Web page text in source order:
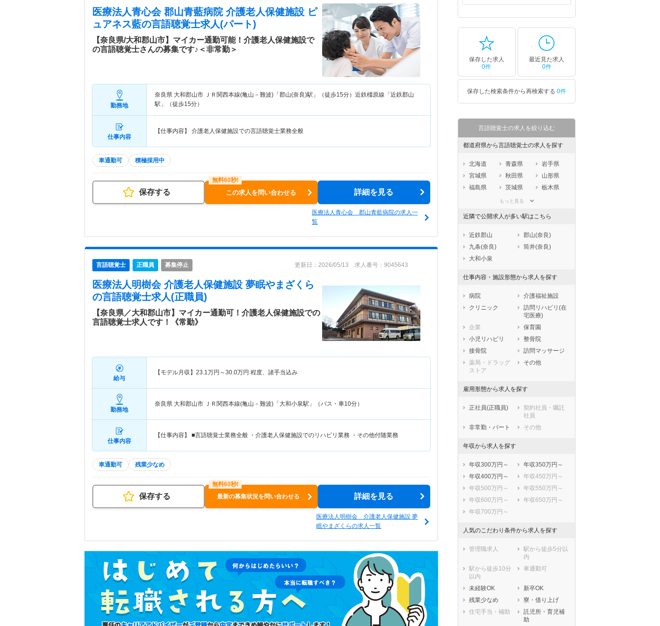
医療法人青心会 郡山青藍病院 介護老人保健施設 ピ
ュアネス藍の言語聴覚士求人(パート)
【奈良県/大和郡山市】マイカー通勤可能！介護老人保健施設で
の言語聴覚士さんの募集です♪＜非常勤＞
勤務地
奈良県 大和郡山市 ＪＲ関西本線(亀山－難波)「郡山(奈良)駅」（徒歩15分）近鉄橿原線「近鉄郡山
駅」（徒歩15分）
仕事内容
【仕事内容】 介護老人保健施設での言語聴覚士業務全般
車通勤可 積極採用中
保存する この求人を問い合わせる 詳細を見る
医療法人青心会 郡山青藍病院の求人一
覧
言語聴覚士 正職員 募集停止 更新日：2026/05/13 求人番号：9045643
医療法人明樹会 介護老人保健施設 夢眠やまざくら
の言語聴覚士求人(正職員)
【奈良県／大和郡山市】マイカー通勤可！介護老人保健施設での
言語聴覚士求人です！《常勤》
給与
【モデル月収】 23.1万円～30.0万円 程度、諸手当込み
勤務地
奈良県 大和郡山市 ＪＲ関西本線(亀山－難波)「大和小泉駅」（バス・車10分）
仕事内容
【仕事内容】 ■言語聴覚士業務全般 ・介護老人保健施設でのリハビリ業務 ・その他付随業務
車通勤可 残業少なめ
保存する 最新の募集状況を問い合わせる 詳細を見る
医療法人明樹会 介護老人保健施設 夢
眠やまざくらの求人一覧
保存した求人
0件
最近見た求人
0件
保存した検索条件から再検索する 0件
言語聴覚士の求人を絞り込む
都道府県から言語聴覚士の求人を探す
北海道 青森県
岩手県
宮城県
秋田県
山形県
福島県
茨城県
栃木県
埼玉県
石川県
福井県
岐阜県
静岡県
愛知県
三重県
滋賀県
鳥取県
島根県
岡山県
広島県
山口県
徳島県
香川県
愛媛県
高知県
長崎県
熊本県
大分県
鹿児島県
沖縄県
もっと見る
近隣で公開求人が多い駅はこちら
近鉄郡山
郡山(奈良)
九条(奈良)
筒井(奈良)
大和小泉
仕事内容・施設形態から求人を探す
病院
介護福祉施設
クリニック
訪問リハビリ(在
宅医療)
企業
保育園
小児リハビリ
整骨院
接骨院
訪問マッサージ
薬局・ドラッグ
ストア
その他
雇用形態から求人を探す
正社員(正職員)
契約社員・嘱託
社員
非常勤・パート
その他
年収から求人を探す
年収300万円～
年収350万円～
年収400万円～
年収450万円～
年収500万円～
年収550万円～
年収600万円～
年収650万円～
年収700万円～
人気のこだわり条件から求人を探す
管理職求人
駅から徒歩5分以
内
駅から徒歩10分
以内
車通勤可
未経験OK
新卒OK
残業少なめ
寮・借り上げ
住宅手当・補助
託児所・育児補
助